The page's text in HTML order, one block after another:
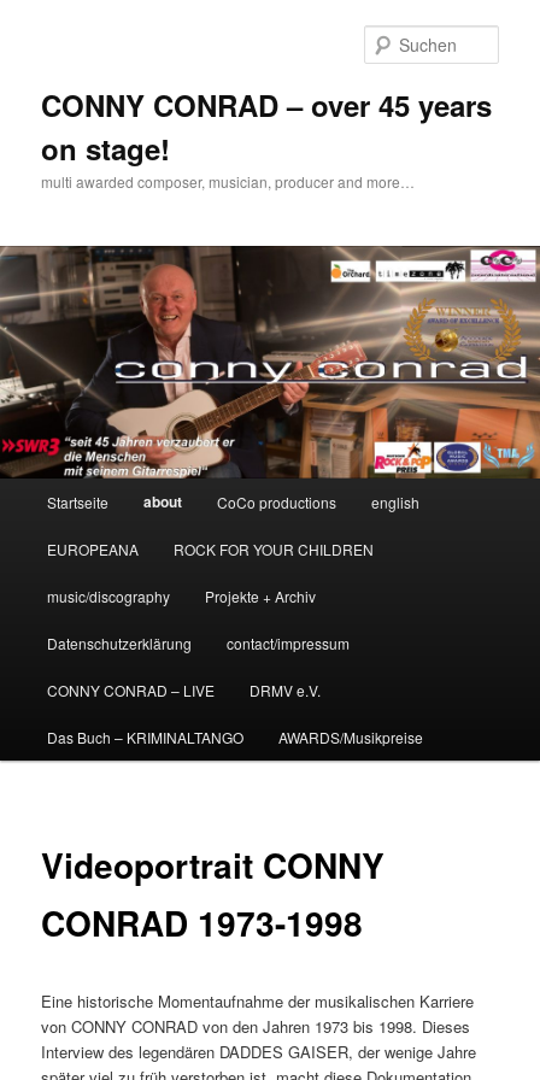
CONNY CONRAD – over 45 years
on stage!
multi awarded composer, musician, producer and more…
Startseite about CoCo productions english
EUROPEANA ROCK FOR YOUR CHILDREN
music/discography Projekte + Archiv
Datenschutzerklärung contact/impressum
CONNY CONRAD – LIVE DRMV e.V.
Das Buch – KRIMINALTANGO AWARDS/Musikpreise
Videoportrait CONNY
CONRAD 1973-1998
Eine historische Momentaufnahme der musikalischen Karriere
von CONNY CONRAD von den Jahren 1973 bis 1998. Dieses
Interview des legendären DADDES GAISER, der wenige Jahre